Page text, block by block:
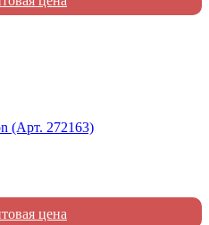
(Арт. 272163)
цена